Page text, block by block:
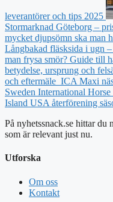
leverantörer och tips 2025
Stormarknad Göteborg –
mycket djupsömn ska man
Långbakad fläsksida i ugn
man frysa smör? Guide till
betydelse, ursprung och
och eftermäle ICA Maxi
Sweden International
Island USA återförening
På nyhetssnack.se hittar
som är relevant just nu.
Utforska
Om oss
Kontakt